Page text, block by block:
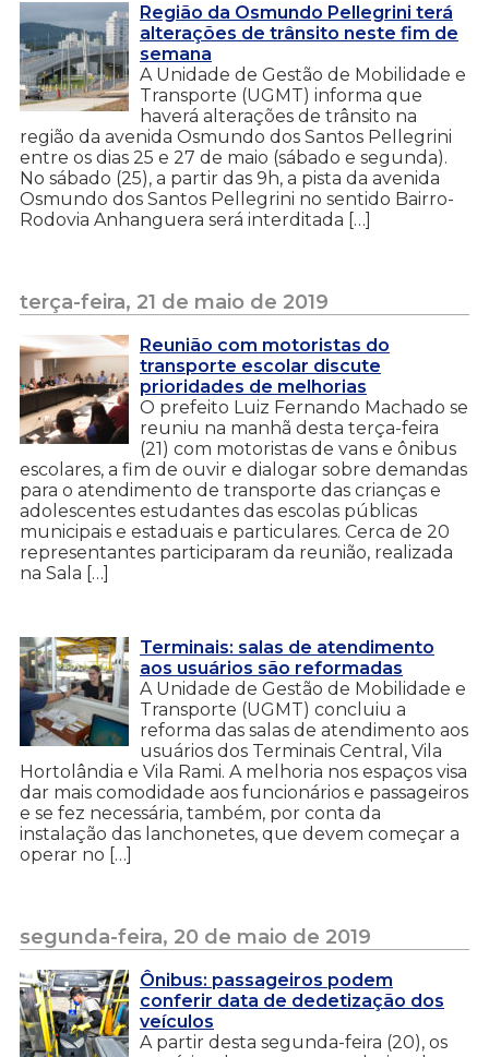
Região da Osmundo Pellegrini terá
alterações de trânsito neste fim de
semana
A Unidade de Gestão de Mobilidade e
Transporte (UGMT) informa que
haverá alterações de trânsito na
região da avenida Osmundo dos Santos Pellegrini
entre os dias 25 e 27 de maio (sábado e segunda).
No sábado (25), a partir das 9h, a pista da avenida
Osmundo dos Santos Pellegrini no sentido Bairro-
Rodovia Anhanguera será interditada […]
terça-feira, 21 de maio de 2019
Reunião com motoristas do
transporte escolar discute
prioridades de melhorias
O prefeito Luiz Fernando Machado se
reuniu na manhã desta terça-feira
(21) com motoristas de vans e ônibus
escolares, a fim de ouvir e dialogar sobre demandas
para o atendimento de transporte das crianças e
adolescentes estudantes das escolas públicas
municipais e estaduais e particulares. Cerca de 20
representantes participaram da reunião, realizada
na Sala […]
Terminais: salas de atendimento
aos usuários são reformadas
A Unidade de Gestão de Mobilidade e
Transporte (UGMT) concluiu a
reforma das salas de atendimento aos
usuários dos Terminais Central, Vila
Hortolândia e Vila Rami. A melhoria nos espaços visa
dar mais comodidade aos funcionários e passageiros
e se fez necessária, também, por conta da
instalação das lanchonetes, que devem começar a
operar no […]
segunda-feira, 20 de maio de 2019
Ônibus: passageiros podem
conferir data de dedetização dos
veículos
A partir desta segunda-feira (20), os